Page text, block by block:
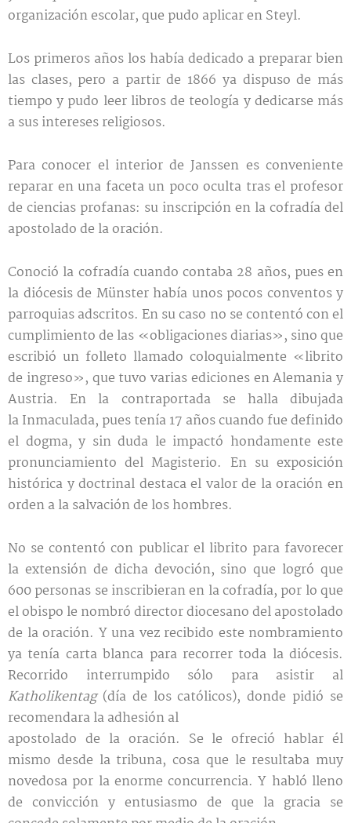
organización escolar, que pudo aplicar en Steyl.
Los primeros años los había dedicado a preparar bien
las clases, pero a partir de 1866 ya dispuso de más
tiempo y pudo leer libros de teología y dedicarse más
a sus intereses religiosos.
Para conocer el interior de Janssen es conveniente
reparar en una faceta un poco oculta tras el profesor
de ciencias profanas: su inscripción en la cofradía del
apostolado de la oración.
Conoció la cofradía cuando contaba 28 años, pues en
la diócesis de Münster había unos pocos conventos y
parroquias adscritos. En su caso no se contentó con el
cumplimiento de las «obligaciones diarias», sino que
escribió un folleto llamado coloquialmente «librito
de ingreso», que tuvo varias ediciones en Alemania y
Austria. En la contraportada se halla dibujada
la Inmaculada, pues tenía 17 años cuando fue definido
el dogma, y sin duda le impactó hondamente este
pronunciamiento del Magisterio. En su exposición
histórica y doctrinal destaca el valor de la oración en
orden a la salvación de los hombres.
No se contentó con publicar el librito para favorecer
la extensión de dicha devoción, sino que logró que
600 personas se inscribieran en la cofradía, por lo que
el obispo le nombró director diocesano del apostolado
de la oración. Y una vez recibido este nombramiento
ya tenía carta blanca para recorrer toda la diócesis.
Recorrido interrumpido sólo para asistir al
Katholikentag (día de los católicos), donde pidió se
recomendara la adhesión al
apostolado de la oración. Se le ofreció hablar él
mismo desde la tribuna, cosa que le resultaba muy
novedosa por la enorme concurrencia. Y habló lleno
de convicción y entusiasmo de que la gracia se